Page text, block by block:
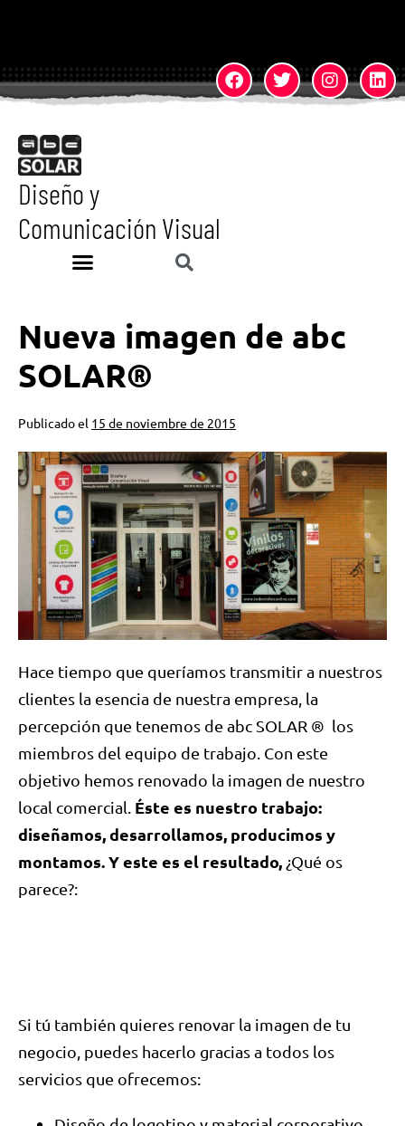
Diseño y
Comunicación Visual
Nueva imagen de abc
SOLAR®
Publicado el 15 de noviembre de 2015
Hace tiempo que queríamos transmitir a nuestros
clientes la esencia de nuestra empresa, la
percepción que tenemos de abc SOLAR ® los
miembros del equipo de trabajo. Con este
objetivo hemos renovado la imagen de nuestro
local comercial. Éste es nuestro trabajo:
diseñamos, desarrollamos, producimos y
montamos. Y este es el resultado, ¿Qué os
parece?:
Si tú también quieres renovar la imagen de tu
negocio, puedes hacerlo gracias a todos los
servicios que ofrecemos: